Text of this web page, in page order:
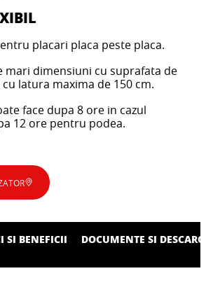
placari placa peste placa.
mari dimensiuni cu suprafata de
cu latura maxima de 150 cm.
face dupa 8 ore in cazul
12 ore pentru podea.
SI BENEFICII DOCUMENTE SI